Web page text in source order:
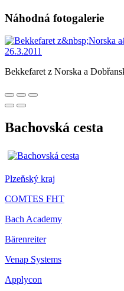
Náhodná fotogalerie
Bekkefaret z Norska a
Bachovská cesta
Plzeňský kraj
COMTES FHT
Bach Academy
Bärenreiter
Venap Systems
Applycon